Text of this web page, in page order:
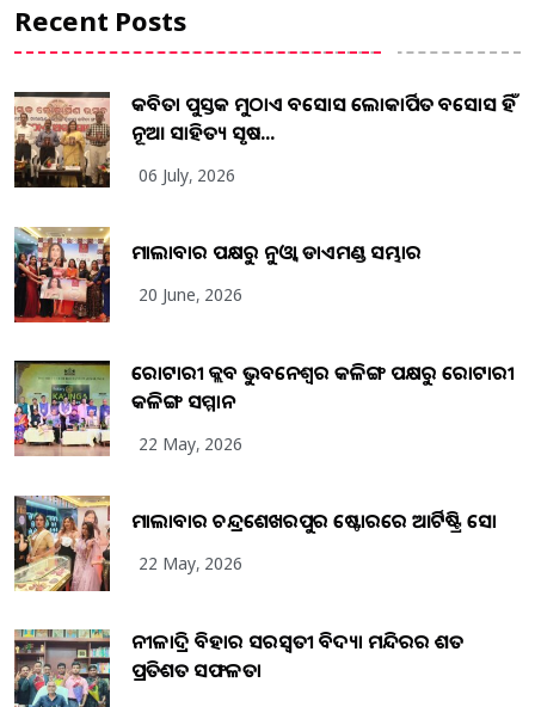
Recent Posts
କବିତା ପୁସ୍ତକ ମୁଠାଏ ଅବସୋସ ଲୋକାର୍ପିତ ଅବସୋସ ହିଁ
ନୂଆ ସାହିତ୍ୟ ସୃଷ...
06 July, 2026
ମାଲାବାର ପକ୍ଷରୁ ନୁଓ୍ବା ଡାଏମଣ୍ଡ ସମ୍ଭାର
20 June, 2026
ରୋଟାରୀ କ୍ଲବ ଭୁବନେଶ୍ୱର କଳିଙ୍ଗ ପକ୍ଷରୁ ରୋଟାରୀ
କଳିଙ୍ଗ ସମ୍ମାନ
22 May, 2026
ମାଲାବାର ଚନ୍ଦ୍ରଶେଖରପୁର ଷ୍ଟୋରରେ ଆର୍ଟିଷ୍ଟ୍ରି ସୋ
22 May, 2026
ନୀଳାଦ୍ରି ବିହାର ସରସ୍ୱତୀ ବିଦ୍ୟା ମନ୍ଦିରର ଶତ
ପ୍ରତିଶତ ସଫଳତା